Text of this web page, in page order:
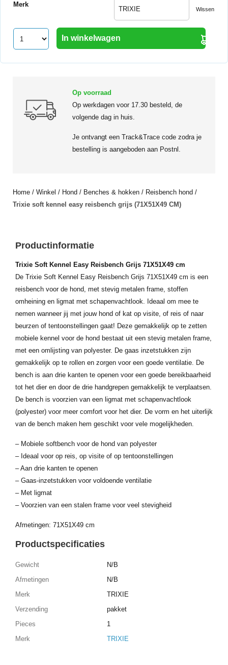
Merk
Wissen
In winkelwagen
Op voorraad
Op werkdagen voor 17.30 besteld, de
volgende dag in huis.
Je ontvangt een Track&Trace code zodra je
bestelling is aangeboden aan Postnl.
Home / Winkel / Hond / Benches & hokken / Reisbench hond /
Trixie soft kennel easy reisbench grijs (71X51X49 CM)
Productinformatie
Trixie Soft Kennel Easy Reisbench Grijs 71X51X49 cm
De Trixie Soft Kennel Easy Reisbench Grijs 71X51X49 cm is een
reisbench voor de hond, met stevig metalen frame, stoffen
omheining en ligmat met schapenvachtlook. Ideaal om mee te
nemen wanneer jij met jouw hond of kat op visite, of reis of naar
beurzen of tentoonstellingen gaat! Deze gemakkelijk op te zetten
mobiele kennel voor de hond bestaat uit een stevig metalen frame,
met een omlijsting van polyester. De gaas inzetstukken zijn
gemakkelijk op te rollen en zorgen voor een goede ventilatie. De
bench is aan drie kanten te openen voor een goede bereikbaarheid
tot het dier en door de drie handgrepen gemakkelijk te verplaatsen.
De bench is voorzien van een ligmat met schapenvachtlook
(polyester) voor meer comfort voor het dier. De vorm en het uiterlijk
van de bench maken hem geschikt voor vele mogelijkheden.
– Mobiele softbench voor de hond van polyester
– Ideaal voor op reis, op visite of op tentoonstellingen
– Aan drie kanten te openen
– Gaas-inzetstukken voor voldoende ventilatie
– Met ligmat
– Voorzien van een stalen frame voor veel stevigheid
Afmetingen: 71X51X49 cm
Productspecificaties
Gewicht
N/B
Afmetingen
N/B
Merk
TRIXIE
Verzending
pakket
Pieces
1
Merk
TRIXIE